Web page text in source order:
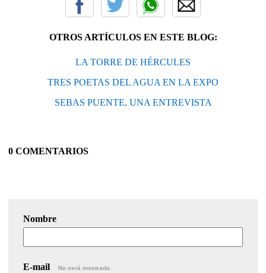
OTROS ARTÍCULOS EN ESTE BLOG:
LA TORRE DE HÉRCULES
TRES POETAS DEL AGUA EN LA EXPO
SEBAS PUENTE, UNA ENTREVISTA
0 COMENTARIOS
Nombre
E-mail No será mostrado.